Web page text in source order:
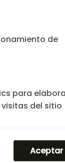
de
para
del sitio
Aceptar